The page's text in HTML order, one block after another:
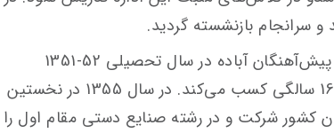
این استاد در مسابقات هنری پیش‌آهنگان آباده در سال تحصیلی 52-1351
دررشته منبت مقام اول را در 16 سالگی کسب می‌کند. در سال 1355 در نخستین
کشور شرکت و در رشته صنایع دستی مقام اول را